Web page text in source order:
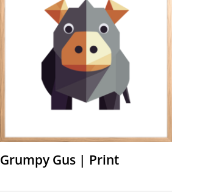
Grumpy Gus | Print